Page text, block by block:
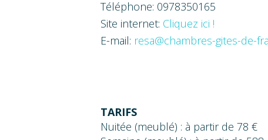
Téléphone: 0978350165
Site internet: Cliquez ici !
E-mail: resa@chambres-gites-de-
TARIFS
Nuitée (meublé) : à partir de 78 €